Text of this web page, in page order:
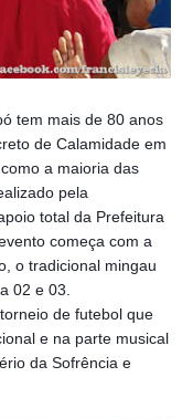
tem mais de 80 anos
de Calamidade em
a maioria das
pela
total da Prefeitura
começa com a
o tradicional mingau
02 e 03.
de futebol que
e na parte musical
da Sofrência e